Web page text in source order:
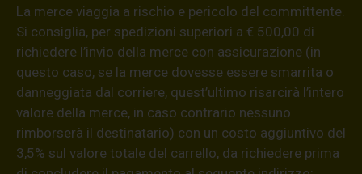
La merce viaggia a rischio e pericolo del committente.
Si consiglia, per spedizioni superiori a € 500,00 di
richiedere l’invio della merce con assicurazione (in
questo caso, se la merce dovesse essere smarrita o
danneggiata dal corriere, quest’ultimo risarcirà l’intero
valore della merce, in caso contrario nessuno
rimborserà il destinatario) con un costo aggiuntivo del
3,5% sul valore totale del carrello, da richiedere prima